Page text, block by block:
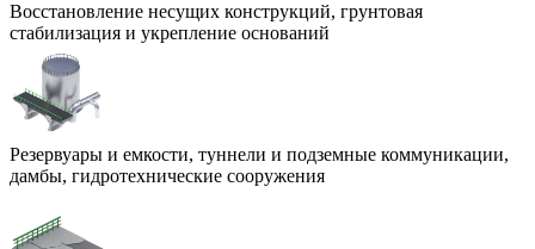
Восстановление несущих конструкций, грунтовая
стабилизация и укрепление оснований
Резервуары и емкости, туннели и подземные коммуникации,
дамбы, гидротехнические сооружения